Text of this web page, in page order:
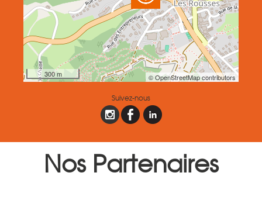
300 m © OpenStreetMap contributors
Suivez-nous
Nos Partenaires